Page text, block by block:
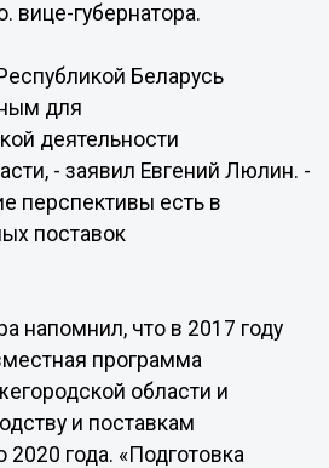
вице-губернатора.
Беларусь
для
деятельности
- заявил Евгений Люлин. -
перспективы есть в
поставок
напомнил, что в 2017 году
программа
области и
и поставкам
года. «Подготовка